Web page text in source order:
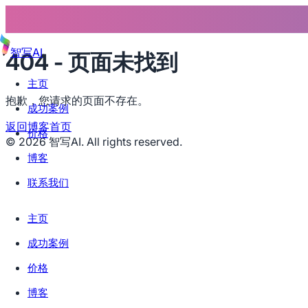
智写AI
主页
成功案例
价格
博客
联系我们
主页
成功案例
价格
博客
404 - 页面未找到
抱歉，您请求的页面不存在。
返回博客首页
© 2026智写AI. All rights reserved.